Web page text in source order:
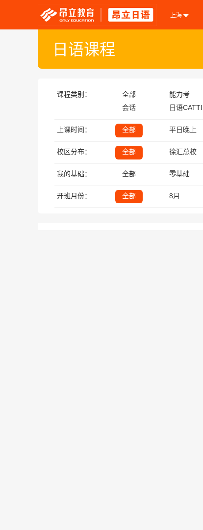
上海
日语课程
课程类别： 全部 能力考
会话
日语CATTI
上课时间： 全部 平日晚上
校区分布： 全部 徐汇总校
我的基础： 全部 零基础
开班月份： 全部 8月